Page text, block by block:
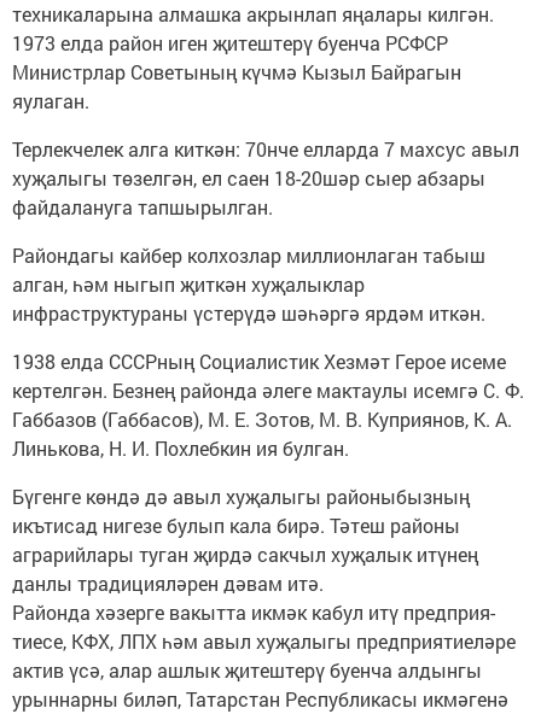
техникаларына алмашка акрынлап яңалары килгән.
1973 елда район иген җитештерү буенча РСФСР
Министрлар Советының күчмә ­Кызыл ­Байрагын
яулаган.
Терлекчелек алга киткән: 70нче елларда 7 махсус авыл
хуҗалыгы төзелгән, ел саен 18-20шәр сыер абзары
файдалануга тапшырылган.
Райондагы кайбер колхозлар миллионлаган табыш
алган, һәм ныгып җиткән хуҗалыклар
инфраструктураны үстерүдә шәһәргә ярдәм иткән.
1938 елда СССРның Социалистик Хезмәт Герое исеме
кертелгән. Безнең районда әлеге мактаулы исемгә С. Ф.
Габбазов (Габбасов), М. Е. Зотов, М. В. Куприянов, К. А.
Линькова, Н. И. Похлебкин ия булган.
Бүгенге көндә дә авыл ху­җалыгы рай­о­ныбызның
икътисад нигезе булып кала бирә. Тәтеш районы
аграрийлары туган җирдә сакчыл хуҗалык итүнең
данлы традицияләрен дәвам итә.
Районда хәзерге вакытта икмәк кабул итү предприя­
тиесе, КФХ, ЛПХ һәм авыл хуҗалыгы предприя­тиеләре
актив үсә, алар ашлык җитештерү буенча алдынгы
урыннарны биләп, Татарстан Респуб­ликасы икмәгенә